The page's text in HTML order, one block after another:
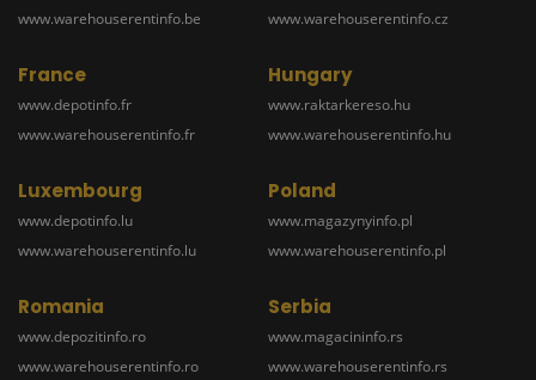
www.warehouserentinfo.be
www.warehouserentinfo.cz
France
www.depotinfo.fr
www.warehouserentinfo.fr
Hungary
www.raktarkereso.hu
www.warehouserentinfo.hu
Luxembourg
www.depotinfo.lu
www.warehouserentinfo.lu
Poland
www.magazynyinfo.pl
www.warehouserentinfo.pl
Romania
www.depozitinfo.ro
www.warehouserentinfo.ro
Serbia
www.magacininfo.rs
www.warehouserentinfo.rs